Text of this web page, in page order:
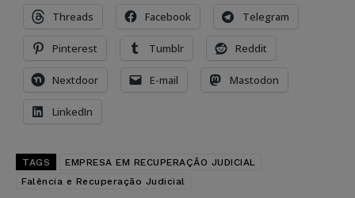
Threads Facebook Telegram
Pinterest Tumblr Reddit
Nextdoor E-mail Mastodon
LinkedIn
TAGS
EMPRESA EM RECUPERAÇÃO JUDICIAL
Falência e Recuperação Judicial